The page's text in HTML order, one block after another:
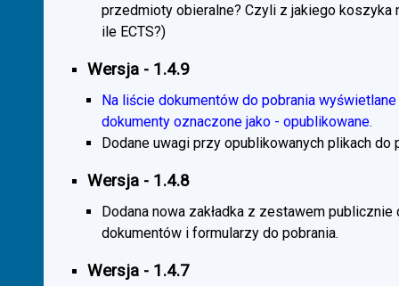
przedmioty obieralne? Czyli z jakiego koszyka
ile ECTS?)
Wersja - 1.4.9
Na liście dokumentów do pobrania
dokumenty oznaczone jako - opublikowane.
Dodane uwagi przy opublikowanych plikach do
Wersja - 1.4.8
Dodana nowa zakładka z zestawem publicznie
dokumentów i formularzy do pobrania.
Wersja - 1.4.7